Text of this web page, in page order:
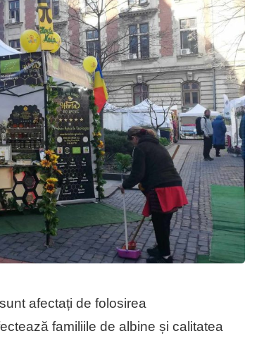
afectați de folosirea
familiile de albine și calitatea